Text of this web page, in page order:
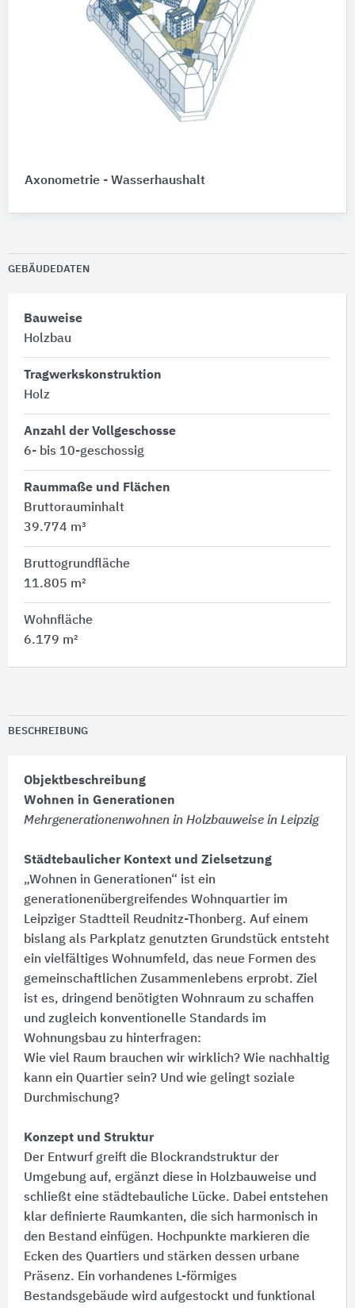
Axonometrie - Wasserhaushalt
GEBÄUDEDATEN
Bauweise
Holzbau
Tragwerkskonstruktion
Holz
Anzahl der Vollgeschosse
6- bis 10-geschossig
Raummaße und Flächen
Bruttorauminhalt
39.774 m³
Bruttogrundfläche
11.805 m²
Wohnfläche
6.179 m²
BESCHREIBUNG
Objektbeschreibung
Wohnen in Generationen
Mehrgenerationenwohnen in Holzbauweise in Leipzig
Städtebaulicher Kontext und Zielsetzung
„Wohnen in Generationen“ ist ein
generationenübergreifendes Wohnquartier im
Leipziger Stadtteil Reudnitz-Thonberg. Auf einem
bislang als Parkplatz genutzten Grundstück entsteht
ein vielfältiges Wohnumfeld, das neue Formen des
gemeinschaftlichen Zusammenlebens erprobt. Ziel
ist es, dringend benötigten Wohnraum zu schaffen
und zugleich konventionelle Standards im
Wohnungsbau zu hinterfragen:​
Wie viel Raum brauchen wir wirklich? Wie nachhaltig
kann ein Quartier sein? Und wie gelingt soziale
Durchmischung?
Konzept und Struktur
Der Entwurf greift die Blockrandstruktur der
Umgebung auf, ergänzt diese in Holzbauweise und
schließt eine städtebauliche Lücke. Dabei entstehen
klar definierte Raumkanten, die sich harmonisch in
den Bestand einfügen. Hochpunkte markieren die
Ecken des Quartiers und stärken dessen urbane
Präsenz. Ein vorhandenes L-förmiges
Bestandsgebäude wird aufgestockt und funktional